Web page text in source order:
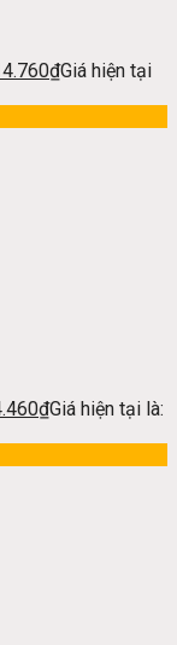
₫Giá hiện tại
₫Giá hiện tại là: